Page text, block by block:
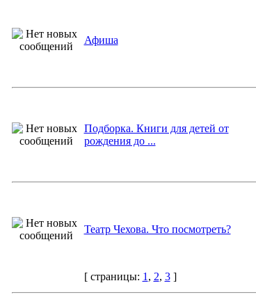
Афиша
Подборка. Книги для детей от
рождения до ...
Театр Чехова. Что посмотреть?
[ страницы: 1 , 2, 3]